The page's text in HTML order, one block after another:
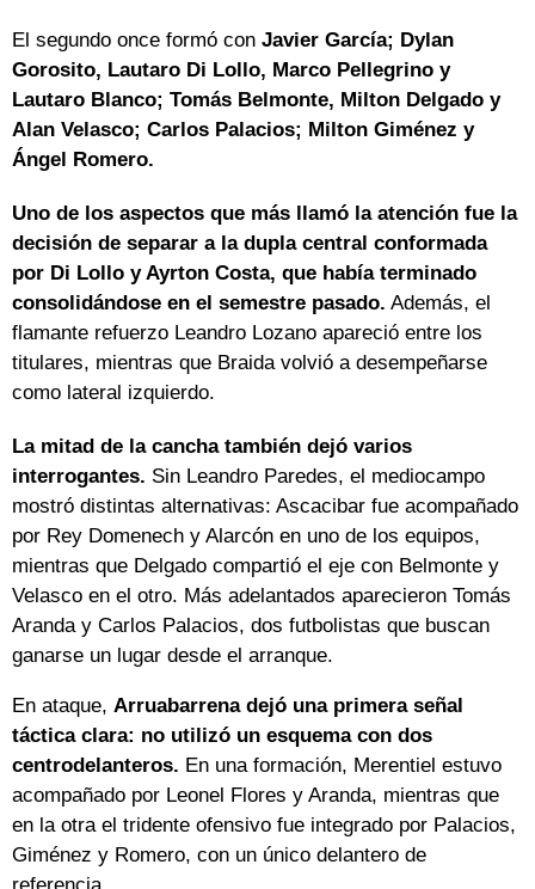
El segundo once formó con Javier García; Dylan
Gorosito, Lautaro Di Lollo, Marco Pellegrino y
Lautaro Blanco; Tomás Belmonte, Milton Delgado y
Alan Velasco; Carlos Palacios; Milton Giménez y
Ángel Romero.
Uno de los aspectos que más llamó la atención fue la
decisión de separar a la dupla central conformada
por Di Lollo y Ayrton Costa, que había terminado
consolidándose en el semestre pasado. Además, el
flamante refuerzo Leandro Lozano apareció entre los
titulares, mientras que Braida volvió a desempeñarse
como lateral izquierdo.
La mitad de la cancha también dejó varios
interrogantes. Sin Leandro Paredes, el mediocampo
mostró distintas alternativas: Ascacibar fue acompañado
por Rey Domenech y Alarcón en uno de los equipos,
mientras que Delgado compartió el eje con Belmonte y
Velasco en el otro. Más adelantados aparecieron Tomás
Aranda y Carlos Palacios, dos futbolistas que buscan
ganarse un lugar desde el arranque.
En ataque, Arruabarrena dejó una primera señal
táctica clara: no utilizó un esquema con dos
centrodelanteros. En una formación, Merentiel estuvo
acompañado por Leonel Flores y Aranda, mientras que
en la otra el tridente ofensivo fue integrado por Palacios,
Giménez y Romero, con un único delantero de